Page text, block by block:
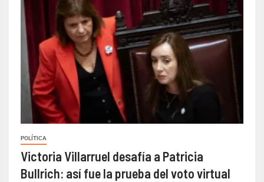
POLÍTICA
Victoria Villarruel desafía a Patricia
Bullrich: así fue la prueba del voto virtual